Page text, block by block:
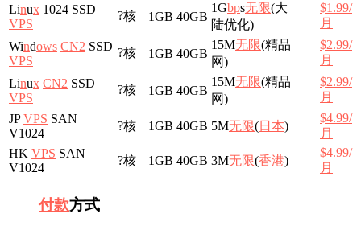
Linux 1024 SSD
VPS
?核 1GB 40GB
1Gbps无限(大
陆优化)
$1.99/
月
Windows CN2 SSD
VPS
?核 1GB 40GB
15M无限(精品
网)
$2.99/
月
Linux CN2 SSD
VPS
?核 1GB 40GB
15M无限(精品
网)
$2.99/
月
JPVPS SAN
V1024
?核 1GB 40GB 5M无限(日本)
$4.99/
月
HK VPS SAN
V1024
?核 1GB 40GB 3M无限(香港)
$4.99/
月
付款方式